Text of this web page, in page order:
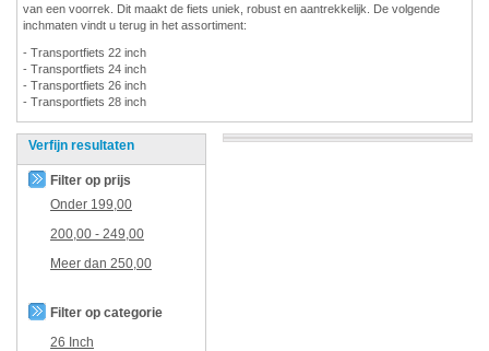
van een voorrek. Dit maakt de fiets uniek, robust en aantrekkelijk. De volgende
inchmaten vindt u terug in het assortiment:
- Transportfiets 22 inch
- Transportfiets 24 inch
- Transportfiets 26 inch
- Transportfiets 28 inch
Verfijn resultaten
Filter op prijs
Onder 199,00
200,00 - 249,00
Meer dan 250,00
Filter op categorie
26 Inch